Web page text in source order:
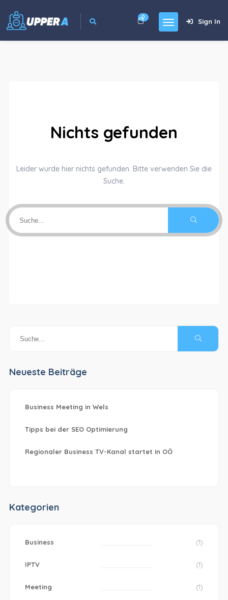
Sign In
0
Nichts gefunden
Leider wurde hier nichts gefunden. Bitte verwenden Sie die
Suche.
Neueste Beiträge
Business Meeting in Wels
Tipps bei der SEO Optimierung
Regionaler Business TV-Kanal startet in OÖ
Kategorien
Business (1)
IPTV (1)
Meeting (1)